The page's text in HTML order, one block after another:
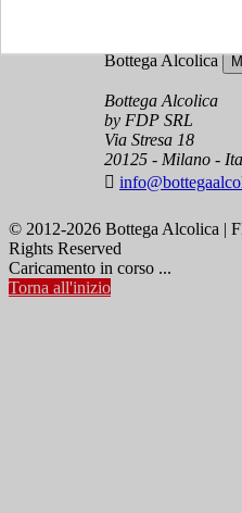
Bottega Alcolica
Bottega Alcolica
by FDP SRL
Via Stresa 18
20125 - Milano -

© 2012-2026 Bottega Alcolica |
Rights Reserved
Caricamento in corso ...
Torna all'inizio